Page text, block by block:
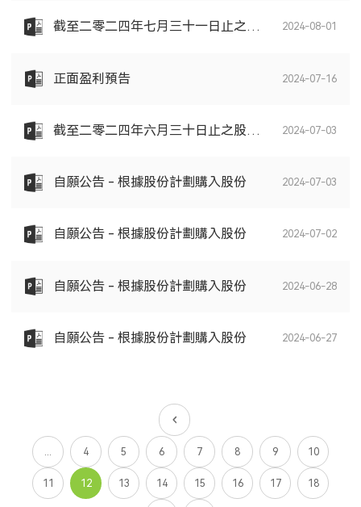
截至二零二四年七月三十一日止之股份發行人的證券變動月報表 2024-08-01
正面盈利預告 2024-07-16
截至二零二四年六月三十日止之股份發行人的證券變動月報表 2024-07-03
自願公告 - 根據股份計劃購入股份 2024-07-03
自願公告 - 根據股份計劃購入股份 2024-07-02
自願公告 - 根據股份計劃購入股份 2024-06-28
自願公告 - 根據股份計劃購入股份 2024-06-27
4 5 6 7 8 9 10
11 12 13 14 15 16 17 18